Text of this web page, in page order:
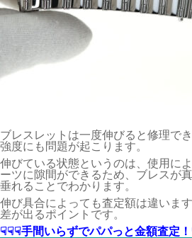
ブレスレットは一度伸びると修理で
強度にも問題が起こります。
伸びている状態というのは、使用に
ーツに隙間ができるため、ブレスが
垂れることでわかります。
伸び具合によっても査定額は違いま
差が出るポイントです。
☟☟☟手間いらずでパパっと金額査定